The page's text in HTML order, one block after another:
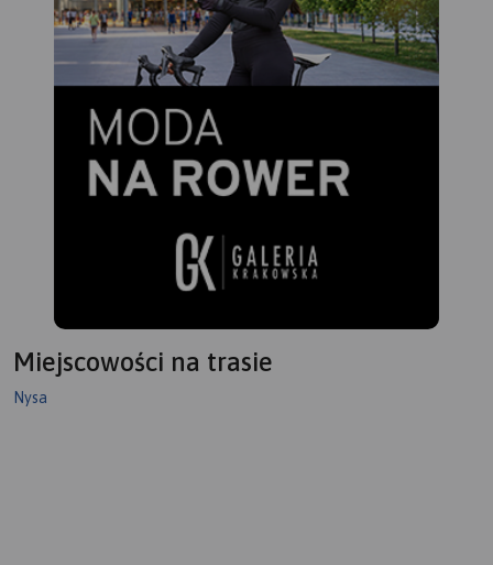
Miejscowości na trasie
Nysa